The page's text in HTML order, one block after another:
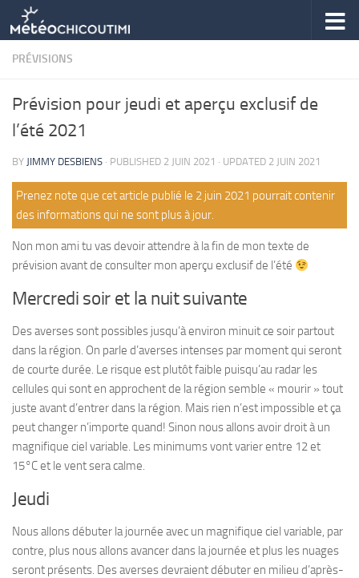
Skip to content
PRÉVISIONS
Prévision pour jeudi et aperçu exclusif de
l’été 2021
BY JIMMY DESBIENS · PUBLISHED 2 JUIN 2021 · UPDATED 2 JUIN 2021
Prenez note que cet article publié le 2 juin 2021 pourrait contenir
des informations qui ne sont plus à jour.
Non mon ami tu vas devoir attendre à la fin de mon texte de
prévision avant de consulter mon aperçu exclusif de l’été
Mercredi soir et la nuit suivante
Des averses sont possibles jusqu’à environ minuit ce soir partout
dans la région. On parle d’averses intenses par moment qui seront
de courte durée. Le risque est plutôt faible puisqu’au radar les
cellules qui sont en approchent de la région semble « mourir » tout
juste avant d’entrer dans la région. Mais rien n’est impossible et ça
peut changer n’importe quand! Sinon nous allons avoir droit à un
magnifique ciel variable. Les minimums vont varier entre 12 et
15°C et le vent sera calme.
Jeudi
Nous allons débuter la journée avec un magnifique ciel variable, par
contre, plus nous allons avancer dans la journée et plus les nuages
seront présents. Des averses devraient débuter en milieu d’après-